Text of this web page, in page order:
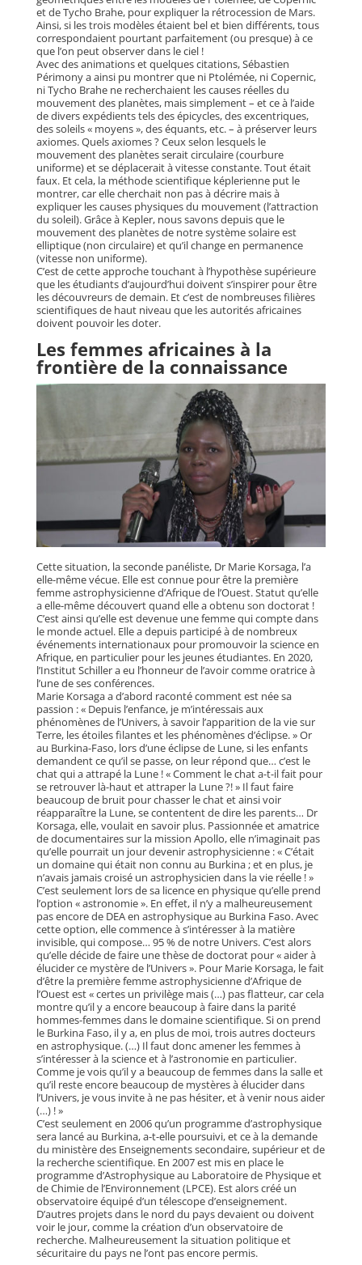
et de Tycho Brahe, pour expliquer la rétrocession de Mars.
Ainsi, si les trois modèles étaient bel et bien différents, tous
correspondaient pourtant parfaitement (ou presque) à ce
que l’on peut observer dans le ciel !
Avec des animations et quelques citations, Sébastien
Périmony a ainsi pu montrer que ni Ptolémée, ni Copernic,
ni Tycho Brahe ne recherchaient les causes réelles du
mouvement des planètes, mais simplement – et ce à l’aide
de divers expédients tels des épicycles, des excentriques,
des soleils « moyens », des équants, etc. – à préserver leurs
axiomes. Quels axiomes ? Ceux selon lesquels le
mouvement des planètes serait circulaire (courbure
uniforme) et se déplacerait à vitesse constante. Tout était
faux. Et cela, la méthode scientifique képlerienne put le
montrer, car elle cherchait non pas à décrire mais à
expliquer les causes physiques du mouvement (l’attraction
du soleil). Grâce à Kepler, nous savons depuis que le
mouvement des planètes de notre système solaire est
elliptique (non circulaire) et qu’il change en permanence
(vitesse non uniforme).
C’est de cette approche touchant à l’hypothèse supérieure
que les étudiants d’aujourd’hui doivent s’inspirer pour être
les découvreurs de demain. Et c’est de nombreuses filières
scientifiques de haut niveau que les autorités africaines
doivent pouvoir les doter.
Les femmes africaines à la
frontière de la connaissance
Cette situation, la seconde panéliste, Dr Marie Korsaga, l’a
elle-même vécue. Elle est connue pour être la première
femme astrophysicienne d’Afrique de l’Ouest. Statut qu’elle
a elle-même découvert quand elle a obtenu son doctorat !
C’est ainsi qu’elle est devenue une femme qui compte dans
le monde actuel. Elle a depuis participé à de nombreux
événements internationaux pour promouvoir la science en
Afrique, en particulier pour les jeunes étudiantes. En 2020,
l’Institut Schiller a eu l’honneur de l’avoir comme oratrice à
l’une de ses conférences.
Marie Korsaga a d’abord raconté comment est née sa
passion : « Depuis l’enfance, je m’intéressais aux
phénomènes de l’Univers, à savoir l’apparition de la vie sur
Terre, les étoiles filantes et les phénomènes d’éclipse. » Or
au Burkina-Faso, lors d’une éclipse de Lune, si les enfants
demandent ce qu’il se passe, on leur répond que… c’est le
chat qui a attrapé la Lune ! « Comment le chat a-t-il fait pour
se retrouver là-haut et attraper la Lune ?! » Il faut faire
beaucoup de bruit pour chasser le chat et ainsi voir
réapparaître la Lune, se contentent de dire les parents… Dr
Korsaga, elle, voulait en savoir plus. Passionnée et amatrice
de documentaires sur la mission Apollo, elle n’imaginait pas
qu’elle pourrait un jour devenir astrophysicienne : « C’était
un domaine qui était non connu au Burkina ; et en plus, je
n’avais jamais croisé un astrophysicien dans la vie réelle ! »
C’est seulement lors de sa licence en physique qu’elle prend
l’option « astronomie ». En effet, il n’y a malheureusement
pas encore de DEA en astrophysique au Burkina Faso. Avec
cette option, elle commence à s’intéresser à la matière
invisible, qui compose… 95 % de notre Univers. C’est alors
qu’elle décide de faire une thèse de doctorat pour « aider à
élucider ce mystère de l’Univers ». Pour Marie Korsaga, le fait
d’être la première femme astrophysicienne d’Afrique de
l’Ouest est « certes un privilège mais (…) pas flatteur, car cela
montre qu’il y a encore beaucoup à faire dans la parité
hommes-femmes dans le domaine scientifique. Si on prend
le Burkina Faso, il y a, en plus de moi, trois autres docteurs
en astrophysique. (…) Il faut donc amener les femmes à
s’intéresser à la science et à l’astronomie en particulier.
Comme je vois qu’il y a beaucoup de femmes dans la salle et
qu’il reste encore beaucoup de mystères à élucider dans
l’Univers, je vous invite à ne pas hésiter, et à venir nous aider
(…) ! »
C’est seulement en 2006 qu’un programme d’astrophysique
sera lancé au Burkina, a-t-elle poursuivi, et ce à la demande
du ministère des Enseignements secondaire, supérieur et de
la recherche scientifique. En 2007 est mis en place le
programme d’Astrophysique au Laboratoire de Physique et
de Chimie de l’Environnement (LPCE). Est alors créé un
observatoire équipé d’un télescope d’enseignement.
D’autres projets dans le nord du pays devaient ou doivent
voir le jour, comme la création d’un observatoire de
recherche. Malheureusement la situation politique et
sécuritaire du pays ne l’ont pas encore permis.